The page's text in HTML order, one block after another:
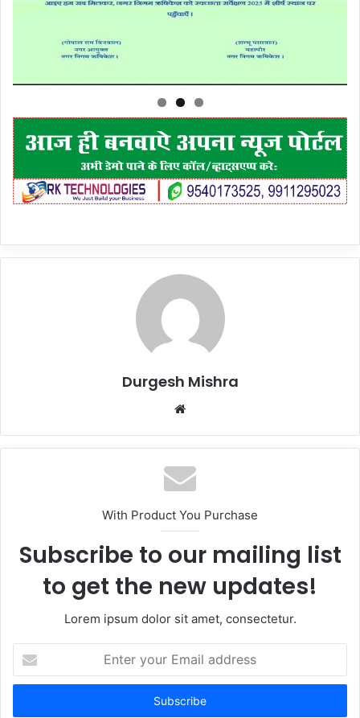
Durgesh Mishra
Website
With Product You Purchase
Subscribe to our mailing list
to get the new updates!
Lorem ipsum dolor sit amet, consectetur.
Enter
your
Email